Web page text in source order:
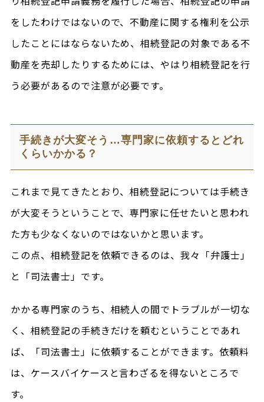
をしたわけではないので、不動産に関する権利を公示
したことにはならないため、相続登記の対象である不
動産を売却したりするためには、やはり相続登記を行
う必要があるので注意が必要です。
手続きが大変そう…専門家に依頼するとどれ
くらいかかる？
これまで見てきたとおり、相続登記については手続き
が大変そうということで、専門家に任せたいと思われ
た方も少なくないのではないかと思います。
この点、相続登記を依頼できるのは、我々「弁護士」
と「司法書士」です。
かかる専門家のうち、相続人の間でトラブルが一切な
く、相続登記の手続きだけを頼むということであれ
ば、「司法書士」に依頼することができます。依頼料
は、ケースバイケースと言わざるを得ないところで
す。